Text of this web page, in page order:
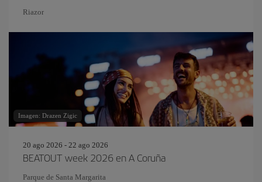
Riazor
Imagen: Drazen Zigic
20 ago 2026 - 22 ago 2026
BEATOUT week 2026 en A Coruña
Parque de Santa Margarita